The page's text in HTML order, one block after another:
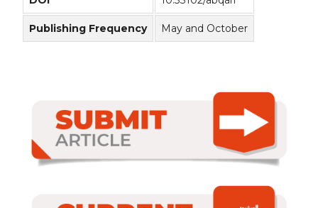
Publishing Frequency May and October